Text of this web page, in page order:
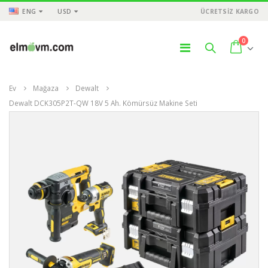
ENG USD ÜCRETSİZ KARGO
0
Ev Mağaza
Dewalt
Dewalt DCK305P2T-QW 18V 5 Ah. Kömürsüz Makine Seti
ÜRÜNLER